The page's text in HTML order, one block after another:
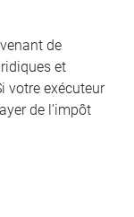
de
et
votre exécuteur
de l’impôt